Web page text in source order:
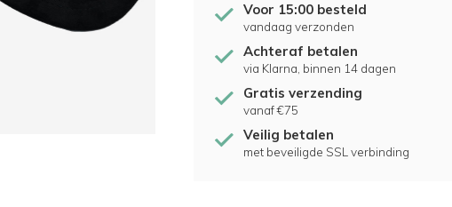
Voor 15:00 besteld
vandaag verzonden
Achteraf betalen
via Klarna, binnen 14 dagen
Gratis verzending
vanaf €75
Veilig betalen
met beveiligde SSL verbinding